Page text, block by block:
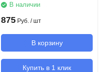
В наличии
875 Руб. / шт
В корзину
Купить в 1 клик